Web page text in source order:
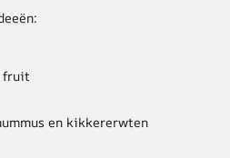
fruit
en kikkererwten